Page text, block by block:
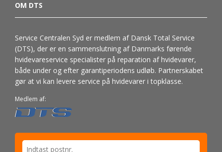
OM DTS
Service Centralen Syd er medlem af Dansk Total Service
(DTS), der er en sammenslutning af Danmarks førende
hvidevareservice specialister på reparation af hvidevarer,
både under og efter garantiperiodens udløb. Partnerskabet
gør at vi kan levere service på hvidevarer i topklasse.
Medlem af: